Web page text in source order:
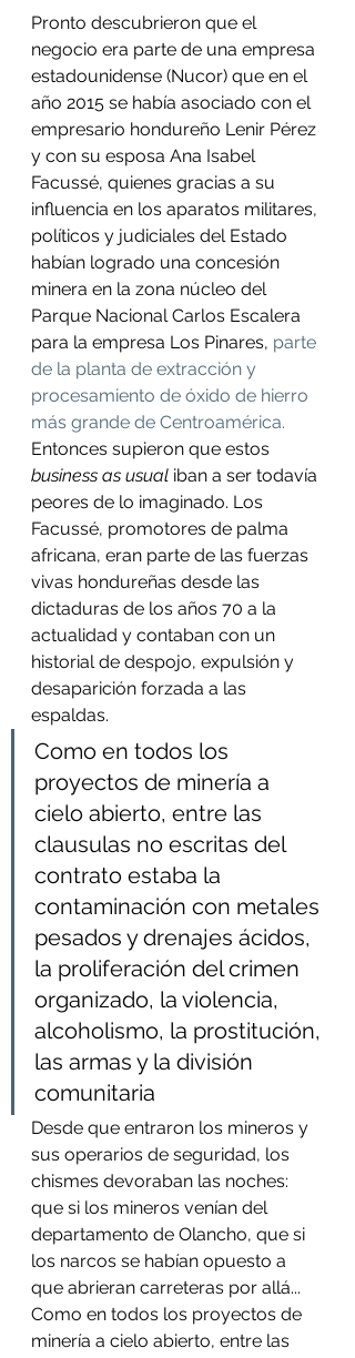
Pronto descubrieron que el
negocio era parte de una empresa
estadounidense (Nucor) que en el
año 2015 se había asociado con el
empresario hondureño Lenir Pérez
y con su esposa Ana Isabel
Facussé, quienes gracias a su
influencia en los aparatos militares,
políticos y judiciales del Estado
habían logrado una concesión
minera en la zona núcleo del
Parque Nacional Carlos Escalera
para la empresa Los Pinares, parte
de la planta de extracción y
procesamiento de óxido de hierro
más grande de Centroamérica.
Entonces supieron que estos
business as usual iban a ser todavía
peores de lo imaginado. Los
Facussé, promotores de palma
africana, eran parte de las fuerzas
vivas hondureñas desde las
dictaduras de los años 70 a la
actualidad y contaban con un
historial de despojo, expulsión y
desaparición forzada a las
espaldas.
Como en todos los
proyectos de minería a
cielo abierto, entre las
clausulas no escritas del
contrato estaba la
contaminación con metales
pesados y drenajes ácidos,
la proliferación del crimen
organizado, la violencia,
alcoholismo, la prostitución,
las armas y la división
comunitaria
Desde que entraron los mineros y
sus operarios de seguridad, los
chismes devoraban las noches:
que si los mineros venían del
departamento de Olancho, que si
los narcos se habían opuesto a
que abrieran carreteras por allá...
Como en todos los proyectos de
minería a cielo abierto, entre las